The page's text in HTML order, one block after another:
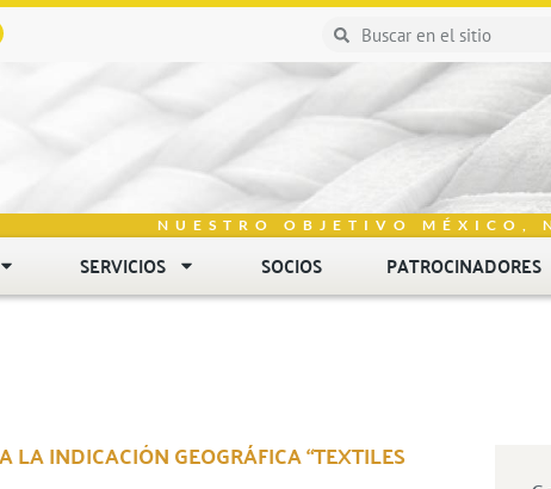
NUESTRO OBJETIVO MÉXICO,
SERVICIOS SOCIOS PATROCINADORES
INDICACIÓN GEOGRÁFICA “TEXTILES